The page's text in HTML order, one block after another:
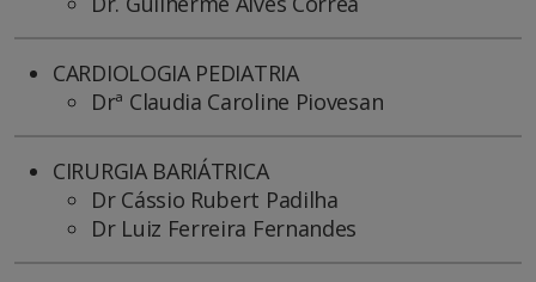
CARDIOLOGIA PEDIATRIA
Drª Claudia Caroline Piovesan
CIRURGIA BARIÁTRICA
Dr Cássio Rubert Padilha
Dr Luiz Ferreira Fernandes